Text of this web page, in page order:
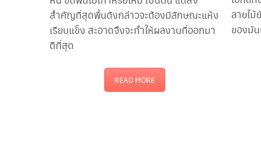
สำคัญที่สุดพื้นดังกล่าวจะต้องมีลักษณะแห้ง
เรียบแข็ง สะอาดจึงจะทำให้ผลงานที่ออกมา
ดีที่สุด
READ MORE
ลายไ
ของมัน